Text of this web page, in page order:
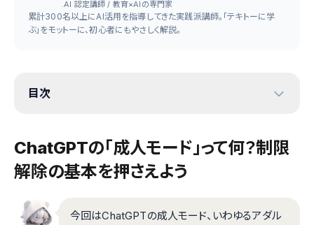
.AI 認定講師 / 教育×AIの専門家
累計300名以上にAI活用を指導してきた実践派講師。「テキトーに学
ぶ」をモットーに、初心者にもやさしく解説。
目次
ChatGPTの「成人モード」って何？制限
解除の基本を押さえよう
今回はChatGPTの成人モード、いわゆるアダル